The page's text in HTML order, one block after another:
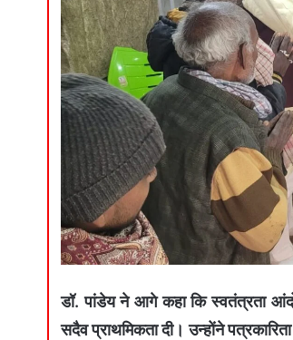
डॉ. पांडेय ने आगे कहा कि स्वतंत्रता
सदैव प्राथमिकता दी। उन्होंने